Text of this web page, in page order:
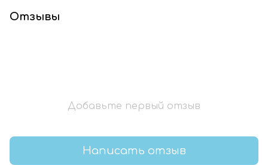
Отзывы
Добавьте первый отзыв
Написать отзыв